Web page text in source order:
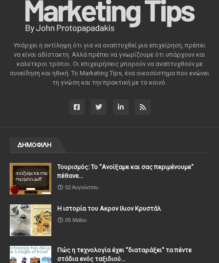
Υπάρχει η αντίληψη ότι για να αναπτυχθεί μια επιχείρηση, πρέπει
να είναι αδίστακτη. Αλλά πρέπει να γνωρίζουμε ότι υπάρχουν και
καλύτεροι τρόποι. Οι επιχειρήσεις μπορούν να αναπτυχθούν με
συνείδηση ​​και ηθική. Το Marketing Tips, ένα οικοσύστημα που ενώνει
τη γνώση και την πρακτική με το κοινό.
ΔΗΜΟΦΙΛΗ
Τουρισμός: Το "Ανοίξαμε και σας περιμένουμε"
πέθανε...
02 Αυγούστου
Η ιστορία του Ακρον Ιλιον Κρυστάλ
05 Μαΐου
Πώς η τεχνολογία έχει ''διαταράξει'' τα πέντε
στάδια ενός ταξιδιού...